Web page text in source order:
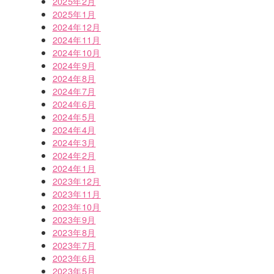
2025年1月
2024年12月
2024年11月
2024年10月
2024年9月
2024年8月
2024年7月
2024年6月
2024年5月
2024年4月
2024年3月
2024年2月
2024年1月
2023年12月
2023年11月
2023年10月
2023年9月
2023年8月
2023年7月
2023年6月
2023年5月